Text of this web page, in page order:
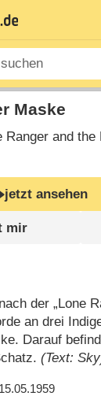
Maske
Ranger and the
jetzt ansehen
der „Lone
an drei
Darauf
(Text:
15.05.1959